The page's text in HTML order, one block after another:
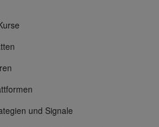
und Signale